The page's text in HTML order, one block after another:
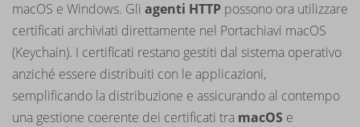
macOS e Windows. Gli agenti HTTP possono ora utilizzare
certificati archiviati direttamente nel Portachiavi macOS
(Keychain). I certificati restano gestiti dal sistema operativo
anziché essere distribuiti con le applicazioni,
semplificando la distribuzione e assicurando al contempo
una gestione coerente dei certificati tra macOS e